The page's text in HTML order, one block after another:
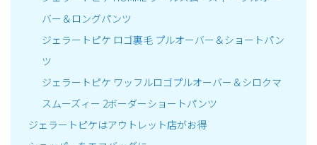
バー＆ロングパンツ
ジェラートピケ ロゴ裏毛 プルオーバー＆ショートパン
ツ
ジェラートピケ ワッフルロゴプルオーバー＆シロクマ
スムーズィー 2ボーダーショートパンツ
ジェラートピケはアウトレット店がお得